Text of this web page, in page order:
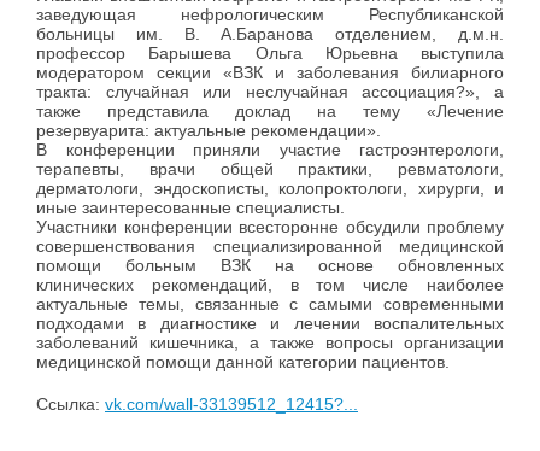
заведующая нефрологическим Республиканской
больницы им. В. А.Баранова отделением, д.м.н.
профессор Барышева Ольга Юрьевна выступила
модератором секции «ВЗК и заболевания билиарного
тракта: случайная или неслучайная ассоциация?», а
также представила доклад на тему «Лечение
резервуарита: актуальные рекомендации».
В конференции приняли участие гастроэнтерологи,
терапевты, врачи общей практики, ревматологи,
дерматологи, эндоскописты, колопроктологи, хирурги, и
иные заинтересованные специалисты.
Участники конференции всесторонне обсудили проблему
совершенствования специализированной медицинской
помощи больным ВЗК на основе обновленных
клинических рекомендаций, в том числе наиболее
актуальные темы, связанные с самыми современными
подходами в диагностике и лечении воспалительных
заболеваний кишечника, а также вопросы организации
медицинской помощи данной категории пациентов.
Ссылка: vk.com/wall-33139512_12415?...